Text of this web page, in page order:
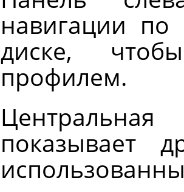
навигации по
диске,
профилем.
показывает